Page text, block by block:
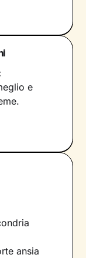
e
ansia